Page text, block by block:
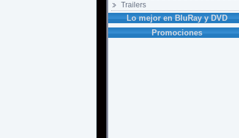
Trailers
Lo mejor en BluRay y DVD
Promociones